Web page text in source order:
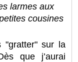
larmes aux
cousines
"gratter" sur la
que j’aurai